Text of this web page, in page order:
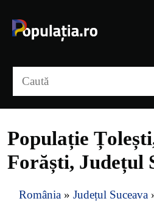
conținut
Populație
Forăști, Județul
România » Județul Suceava